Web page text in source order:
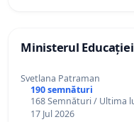
Ministerul Educației
Svetlana Patraman
190 semnături
168 Semnături / Ultima
17 Jul 2026